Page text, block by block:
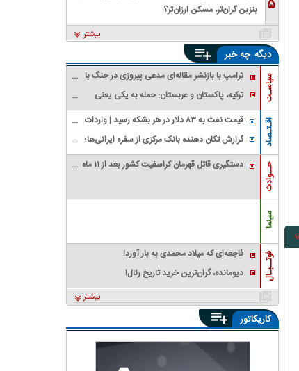
۵
بنزین گران‌تر، مسکن ارزان‌تر؟
بیشتر
دیگه چه خبر
سیاسـت
ترامپ با بازنشر مقاله‌ای مدعی پیروزی در جنگ با
ایران شد
ترکیه، پاکستان و عربستان: حمله به یکی یعنی
حمله به همه / بیانیه وزارت خارجه پاکستان در
خصوص پیمان دفاعی مشترک مکه
اقـتـصاد
قیمت نفت به ۸۳ دلار در هر بشکه رسید | واردات
نفت آمریکا از عربستان صفر شد
گزارش تکان‌ دهنده بانک مرکزی از سفره ایرانی‌ها؛
تورم چگونه فقرا را فقیرتر کرد؟/ شکاف ۱۵ درصدی
تورم میان فقیر و غنی
حــوادث
دستگیری قاتل قهرمان کراسفیت کشور بعد از ۱۱ ماه
سینما
فوتــبـال
فاجعه‌ای که میلاد محمدی به بار آورد!
دیومانده، گران‌ترین خرید تاریخ رئال!
بیشتر
کاریکاتور